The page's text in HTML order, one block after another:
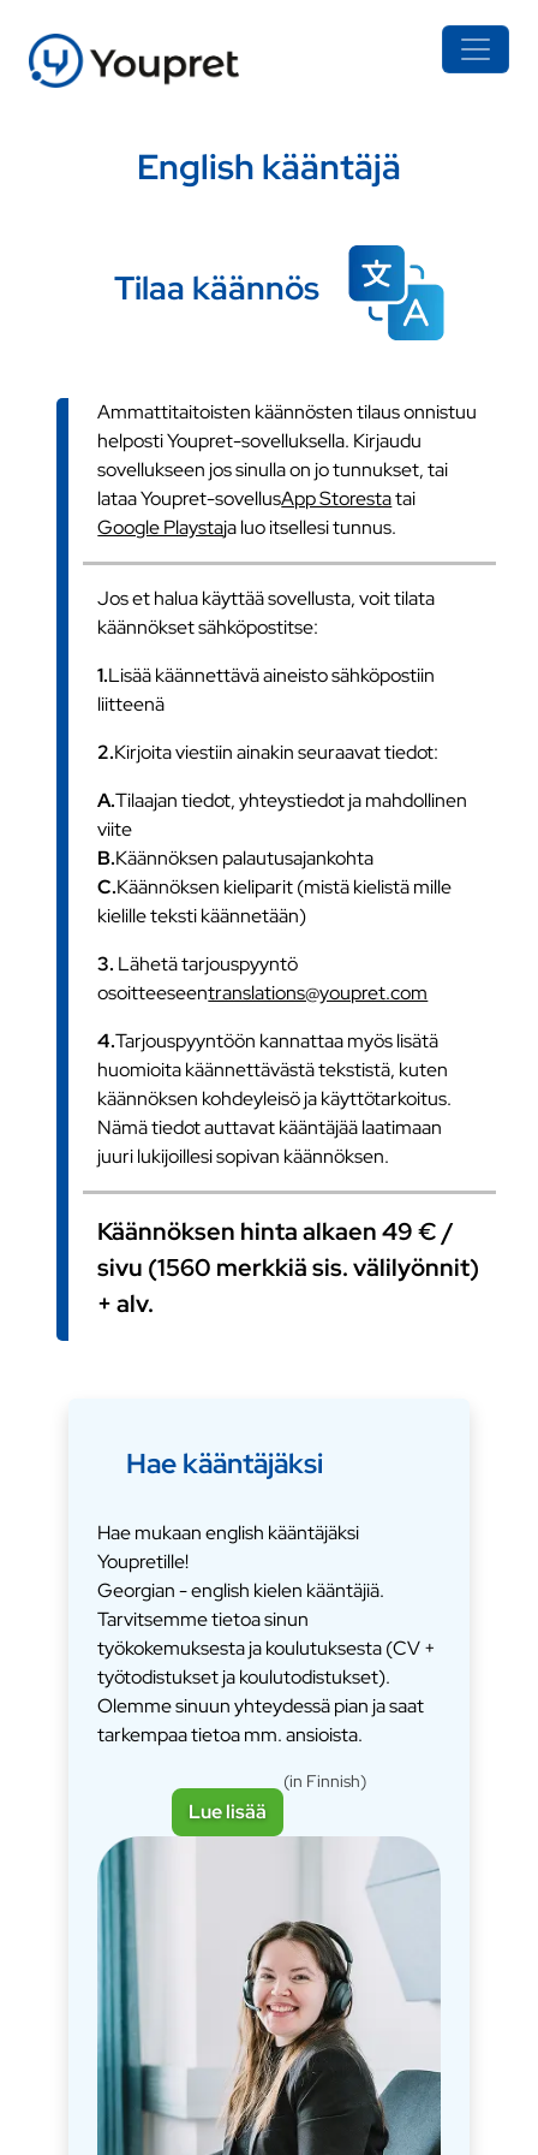
English kääntäjä
Tilaa käännös
Ammattitaitoisten käännösten tilaus onnistuu
helposti Youpret-sovelluksella. Kirjaudu
sovellukseen jos sinulla on jo tunnukset, tai
lataa Youpret-sovellusApp Storestatai
Google Playstaja luo itsellesi tunnus.
Jos et halua käyttää sovellusta, voit tilata
käännökset sähköpostitse:
1.Lisää käännettävä aineisto sähköpostiin
liitteenä
2.Kirjoita viestiin ainakin seuraavat tiedot:
A.Tilaajan tiedot, yhteystiedot ja mahdollinen
viite
B.Käännöksen palautusajankohta
C.Käännöksen kieliparit (mistä kielistä mille
kielille teksti käännetään)
3. Lähetä tarjouspyyntö
osoitteeseentranslations@youpret.com
4.Tarjouspyyntöön kannattaa myös lisätä
huomioita käännettävästä tekstistä, kuten
käännöksen kohdeyleisö ja käyttötarkoitus.
Nämä tiedot auttavat kääntäjää laatimaan
juuri lukijoillesi sopivan käännöksen.
Käännöksen hinta alkaen 49 € /
sivu (1560 merkkiä sis. välilyönnit)
+ alv.
Hae kääntäjäksi
Hae mukaan english kääntäjäksi
Youpretille!
Georgian - english kielen kääntäjiä.
Tarvitsemme tietoa sinun
työkokemuksesta ja koulutuksesta (CV +
työtodistukset ja koulutodistukset).
Olemme sinuun yhteydessä pian ja saat
tarkempaa tietoa mm. ansioista.
Lue lisää
(in Finnish)